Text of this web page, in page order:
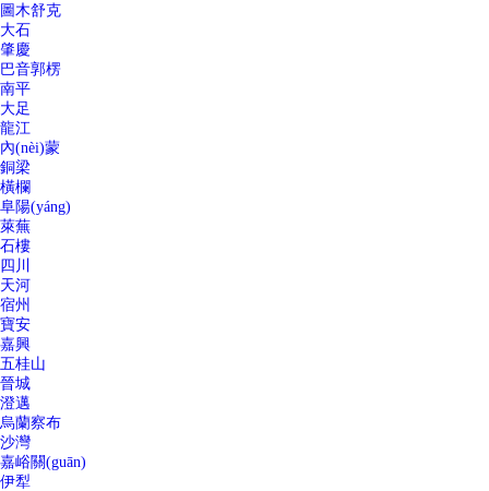
圖木舒克
大石
肇慶
巴音郭楞
南平
大足
龍江
內(nèi)蒙
銅梁
橫欄
阜陽(yáng)
萊蕪
石樓
四川
天河
宿州
寶安
嘉興
五桂山
晉城
澄邁
烏蘭察布
沙灣
嘉峪關(guān)
伊犁